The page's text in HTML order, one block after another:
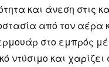
και άνεση στις
από τον αέρα
στο εμπρός
ντύσιμο και